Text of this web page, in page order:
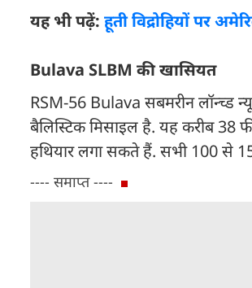
यह भी पढ़ें: हूती विद्रोहियों पर
Bulava SLBM की खासियत
RSM-56 Bulava सबमरीन लॉन्च्ड
बैलिस्टिक मिसाइल है. यह करीब 38
हथियार लगा सकते हैं. सभी 100 से
---- समाप्त ----